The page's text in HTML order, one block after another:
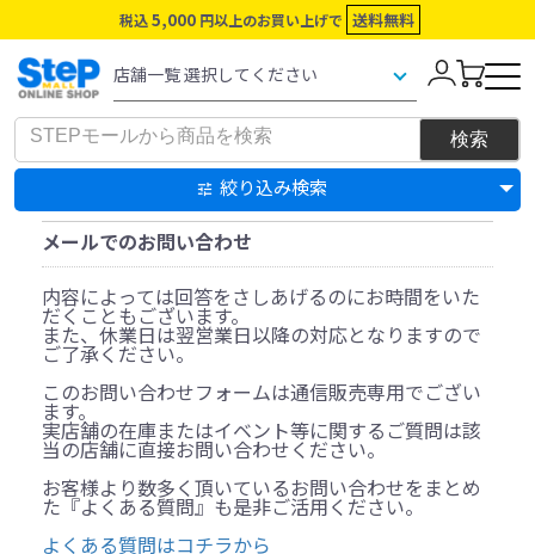
税込 5,000 円以上のお買い上げで 送料無料
絞り込み検索
メールでのお問い合わせ
内容によっては回答をさしあげるのにお時間をいた
だくこともございます。
また、休業日は翌営業日以降の対応となりますので
ご了承ください。
このお問い合わせフォームは通信販売専用でござい
ます。
実店舗の在庫またはイベント等に関するご質問は該
当の店舗に直接お問い合わせください。
お客様より数多く頂いているお問い合わせをまとめ
た『よくある質問』も是非ご活用ください。
よくある質問はコチラから